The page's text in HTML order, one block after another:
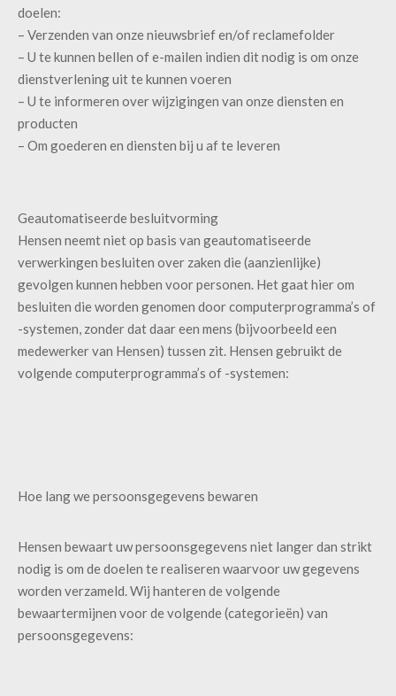
doelen:
– Verzenden van onze nieuwsbrief en/of reclamefolder
– U te kunnen bellen of e-mailen indien dit nodig is om onze
dienstverlening uit te kunnen voeren
– U te informeren over wijzigingen van onze diensten en
producten
– Om goederen en diensten bij u af te leveren
Geautomatiseerde besluitvorming
Hensen neemt niet op basis van geautomatiseerde
verwerkingen besluiten over zaken die (aanzienlijke)
gevolgen kunnen hebben voor personen. Het gaat hier om
besluiten die worden genomen door computerprogramma’s of
-systemen, zonder dat daar een mens (bijvoorbeeld een
medewerker van Hensen) tussen zit. Hensen gebruikt de
volgende computerprogramma’s of -systemen:
Hoe lang we persoonsgegevens bewaren
Hensen bewaart uw persoonsgegevens niet langer dan strikt
nodig is om de doelen te realiseren waarvoor uw gegevens
worden verzameld. Wij hanteren de volgende
bewaartermijnen voor de volgende (categorieën) van
persoonsgegevens: